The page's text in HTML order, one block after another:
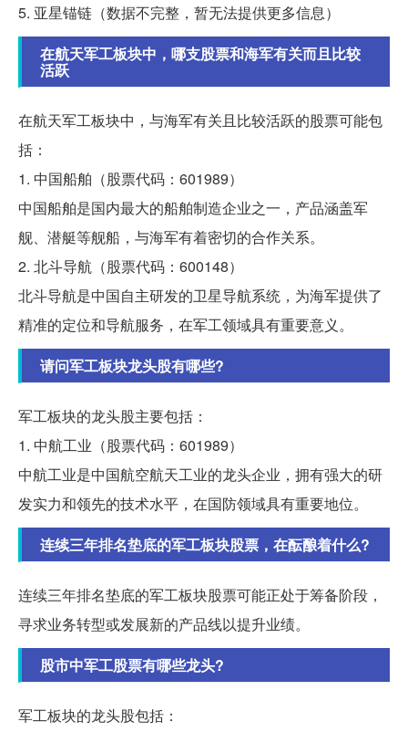
5. 亚星锚链（数据不完整，暂无法提供更多信息）
在航天军工板块中，哪支股票和海军有关而且比较
活跃
在航天军工板块中，与海军有关且比较活跃的股票可能包
括：
1. 中国船舶（股票代码：601989）
中国船舶是国内最大的船舶制造企业之一，产品涵盖军
舰、潜艇等舰船，与海军有着密切的合作关系。
2. 北斗导航（股票代码：600148）
北斗导航是中国自主研发的卫星导航系统，为海军提供了
精准的定位和导航服务，在军工领域具有重要意义。
请问军工板块龙头股有哪些?
军工板块的龙头股主要包括：
1. 中航工业（股票代码：601989）
中航工业是中国航空航天工业的龙头企业，拥有强大的研
发实力和领先的技术水平，在国防领域具有重要地位。
连续三年排名垫底的军工板块股票，在酝酿着什么?
连续三年排名垫底的军工板块股票可能正处于筹备阶段，
寻求业务转型或发展新的产品线以提升业绩。
股市中军工股票有哪些龙头?
军工板块的龙头股包括：